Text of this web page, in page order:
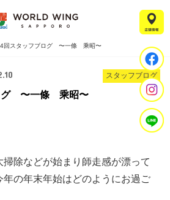
回スタッフブログ 〜一條 乘昭〜
スタッフブログ
グ 〜一條 乘昭〜
除などが始まり師走感が漂って
年の年末年始はどのようにお過ご